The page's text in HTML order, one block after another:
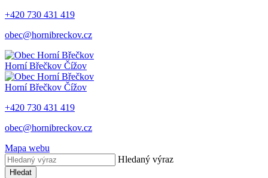
+420 730 431 419
obec@hornibreckov.cz
Horní Břečkov Čížov
Horní Břečkov Čížov
+420 730 431 419
obec@hornibreckov.cz
Mapa webu
Hledaný výraz
Hledat